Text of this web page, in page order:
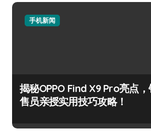
手机新闻
揭秘OPPO Find X9 Pro亮点，
售员亲授实用技巧攻略！